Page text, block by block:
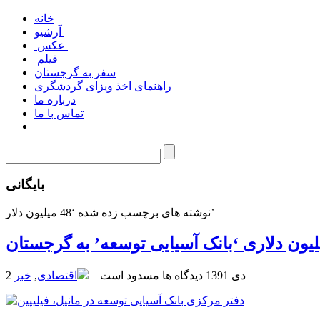
خانه
سفر به گرجستان
راهنمای اخذ ویزای گردشگری
درباره ما
تماس با ما
بایگانی
نوشته های برچسب زده شده ‘48 میلیون دلار’
2 دی 1391 دیدگاه ها مسدود است اقتصادی, خبر